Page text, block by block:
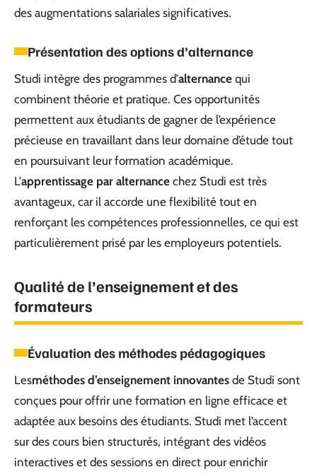
des augmentations salariales significatives.
Présentation des options d’alternance
Studi intègre des programmes d’alternance qui
combinent théorie et pratique. Ces opportunités
permettent aux étudiants de gagner de l’expérience
précieuse en travaillant dans leur domaine d’étude tout
en poursuivant leur formation académique.
L’apprentissage par alternance chez Studi est très
avantageux, car il accorde une flexibilité tout en
renforçant les compétences professionnelles, ce qui est
particulièrement prisé par les employeurs potentiels.
Qualité de l’enseignement et des
formateurs
Évaluation des méthodes pédagogiques
Lesméthodes d’enseignement innovantes de Studi sont
conçues pour offrir une formation en ligne efficace et
adaptée aux besoins des étudiants. Studi met l’accent
sur des cours bien structurés, intégrant des vidéos
interactives et des sessions en direct pour enrichir